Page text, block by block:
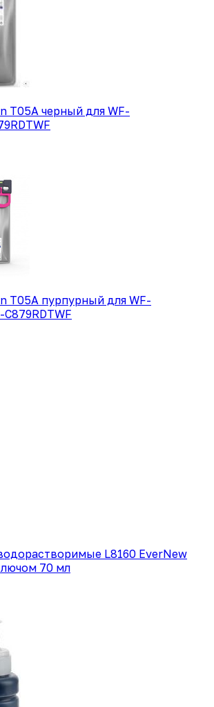
T05A черный для WF-
T05A пурпурный для WF-
C879RDTWF
L8160 EverNew
70 мл